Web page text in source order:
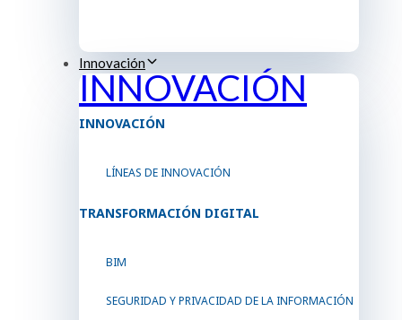
Innovación
INNOVACIÓN
INNOVACIÓN
LÍNEAS DE INNOVACIÓN
TRANSFORMACIÓN DIGITAL
BIM
SEGURIDAD Y PRIVACIDAD DE LA INFORMACIÓN